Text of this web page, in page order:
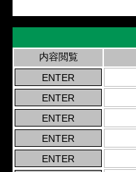
内容閲覧